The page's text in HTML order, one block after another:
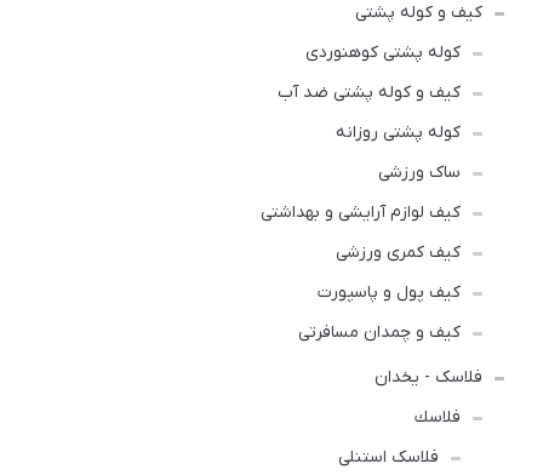
کیف و کوله پشتی
کوله پشتی کوهنوردی
کیف و کوله پشتی ضد آب
کوله پشتی روزانه
ساک ورزشی
کیف لوازم آرایشی و بهداشتی
کیف کمری ورزشی
کیف پول و پاسپورت
کیف و چمدان مسافرتی
فلاسک - یخدان
فلاسك
فلاسک استنلی